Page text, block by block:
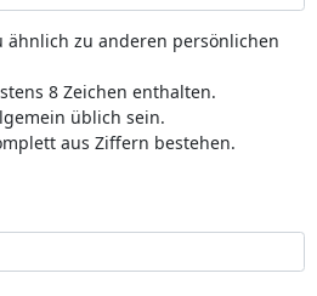
ähnlich zu anderen persönlichen
8 Zeichen enthalten.
üblich sein.
aus Ziffern bestehen.